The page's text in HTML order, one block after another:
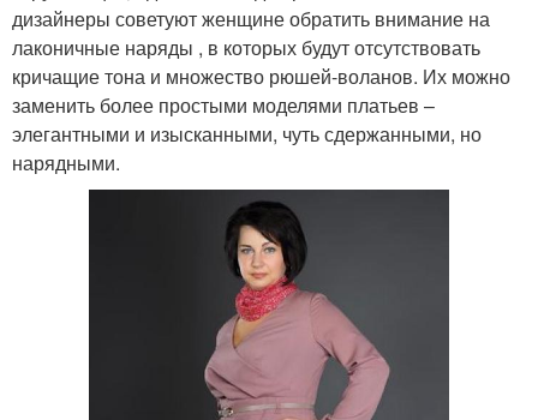
дизайнеры советуют женщине обратить внимание на
лаконичные наряды , в которых будут отсутствовать
кричащие тона и множество рюшей-воланов. Их можно
заменить более простыми моделями платьев –
элегантными и изысканными, чуть сдержанными, но
нарядными.